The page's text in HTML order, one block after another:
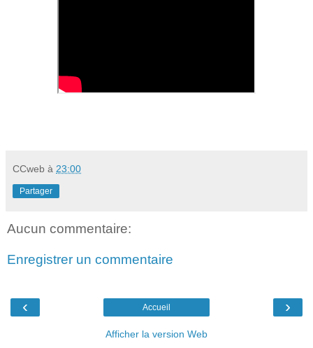
CCweb à 23:00
Partager
Aucun commentaire:
Enregistrer un commentaire
‹ ›
Accueil
Afficher la version Web